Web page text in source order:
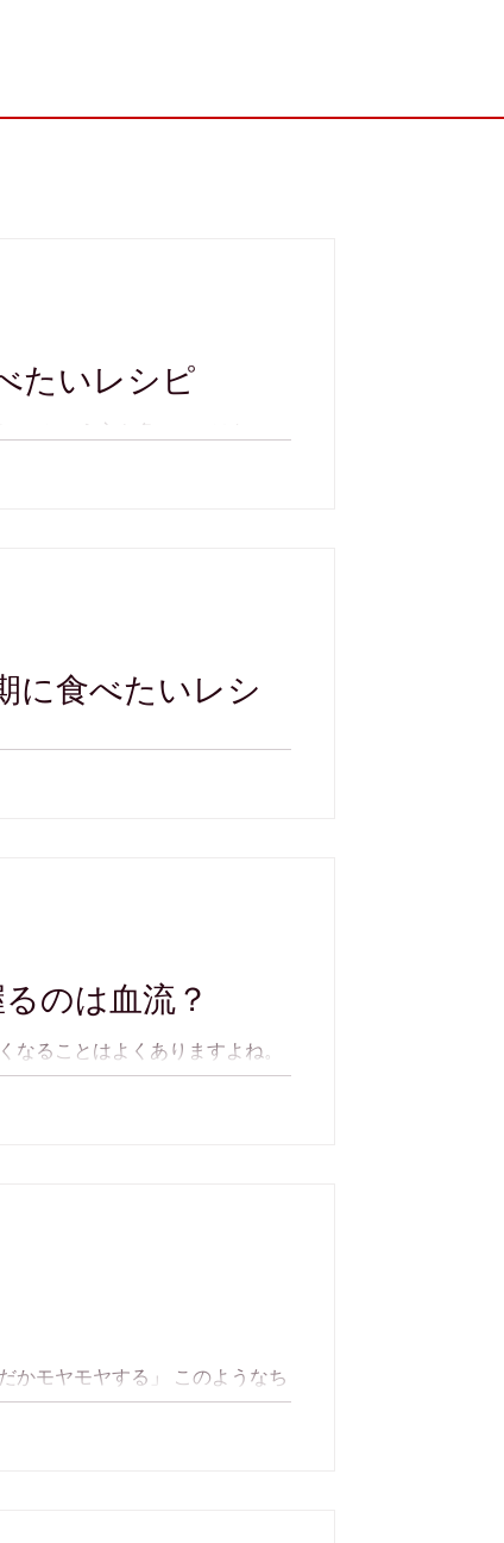
たいレシピ
」という方も多いのではないで
も多く、「体がだるい...」、
に食べたいレシ
ない、体がだるいと調子が上が
のは血流？
なることはよくありますよね。
画面を見る時間が長くなってい
不調だけでなく全身の不調につ
かモヤモヤする」 このようなち
ような不調は、生活習慣の乱れ
レス社会や食の欧米化などが原